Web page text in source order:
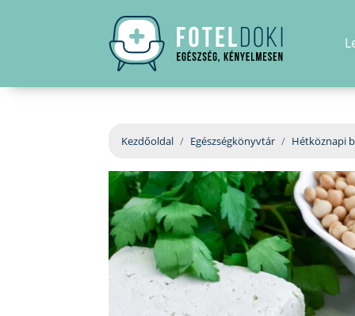
Kezdőoldal Egészségkönyvtár Hétköznapi